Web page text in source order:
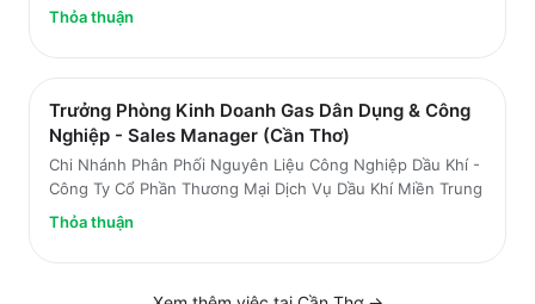
Thỏa thuận
Trưởng Phòng Kinh Doanh Gas Dân Dụng & Công
Nghiệp - Sales Manager (Cần Thơ)
Chi Nhánh Phân Phối Nguyên Liệu Công Nghiệp Dầu Khí -
Công Ty Cổ Phần Thương Mại Dịch Vụ Dầu Khí Miền Trung
Thỏa thuận